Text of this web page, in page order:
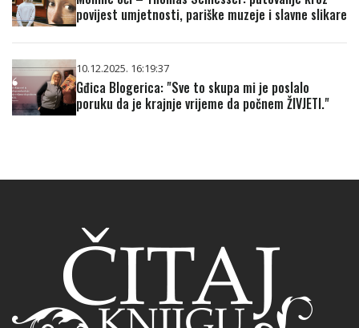
povijest umjetnosti, pariške muzeje i slavne slikare
10.12.2025. 16:19:37
Gđica Blogerica: "Sve to skupa mi je poslalo
poruku da je krajnje vrijeme da počnem ŽIVJETI."